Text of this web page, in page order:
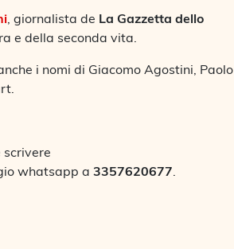
, giornalista de La Gazzetta dello
e della seconda vita.
i nomi di Giacomo Agostini, Paolo
whatsapp a 3357620677.